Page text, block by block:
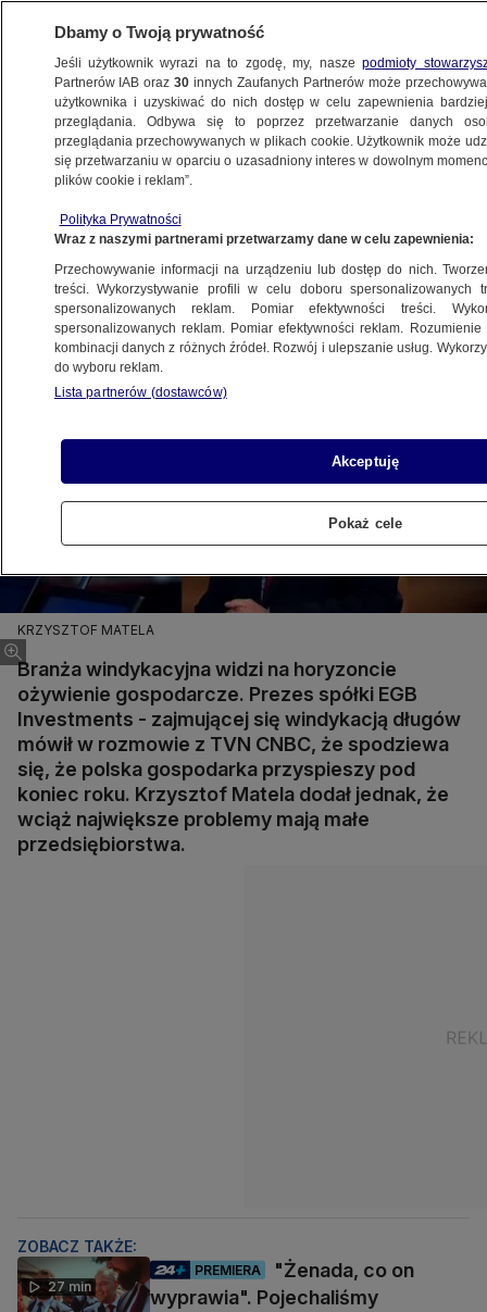
BIZNES
Z KRAJU
7.05.2013, 17:38
Udostępnij
KRZYSZTOF MATELA
Branża windykacyjna widzi na horyzoncie
ożywienie gospodarcze. Prezes spółki EGB
Investments - zajmującej się windykacją długów
mówił w rozmowie z TVN CNBC, że spodziewa
się, że polska gospodarka przyspieszy pod
koniec roku. Krzysztof Matela dodał jednak, że
wciąż największe problemy mają małe
przedsiębiorstwa.
ZOBACZ TAKŻE:
27 min
PREMIERA
"Żenada, co on
wyprawia". Pojechaliśmy
Dbamy o Twoją prywatność
Jeśli użytkownik wyrazi na to zgodę, my, naszepodmioty
Partnerów IAB oraz30 innych Zaufanych Partnerów może
użytkownika i uzyskiwać do nich dostęp w celu zapewnienia
przeglądania. Odbywa się to poprzez przetwarzanie danych
przeglądania przechowywanych w plikach cookie. Użytkownik może
się przetwarzaniu w oparciu o uzasadniony interes w dowolnym
plików cookie i reklam”.
Polityka Prywatności
Wraz z naszymi partnerami przetwarzamy dane w celu zapewnienia:
Przechowywanie informacji na urządzeniu lub dostęp do nich.
treści. Wykorzystywanie profili w celu doboru spersonalizowanych
spersonalizowanych reklam. Pomiar efektywności treści.
spersonalizowanych reklam. Pomiar efektywności reklam.
kombinacji danych z różnych źródeł. Rozwój i ulepszanie usług.
do wyboru reklam.
Lista partnerów (dostawców)
Akceptuję
Pokaż cele